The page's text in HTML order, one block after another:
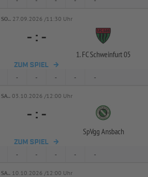
SO.. 27.09.2026 /11:30 Uhr
- : -
1. FC Schweinfurt 05
ZUM SPIEL
- - - - -
SA.. 03.10.2026 /12:00 Uhr
- : -
SpVgg Ansbach
ZUM SPIEL
- - - - -
SA.. 10.10.2026 /12:00 Uhr